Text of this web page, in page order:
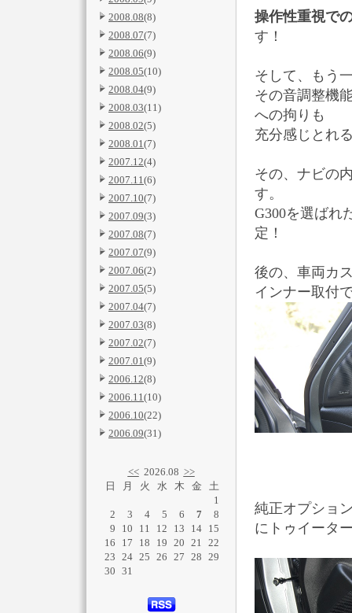
2008.08(8)
2008.07(7)
2008.06(9)
2008.05(10)
2008.04(9)
2008.03(11)
2008.02(5)
2008.01(7)
2007.12(4)
2007.11(6)
2007.10(7)
2007.09(3)
2007.08(7)
2007.07(9)
2007.06(2)
2007.05(5)
2007.04(7)
2007.03(8)
2007.02(7)
2007.01(9)
2006.12(8)
2006.11(10)
2006.10(22)
2006.09(31)
<<2026.08 >>
日
2
9
16
23
30
月
3
10
17
24
31
火
4
11
18
25
水
5
12
19
26
木
6
13
20
27
金
7
14
21
28
土
1
8
15
22
29
操作性重視で
す！
そして、もう
その音調整機
への拘りも
充分感じとれ
その、ナビの
す。
G300を選ばれ
定！
後の、車両カ
インナー取付
純正オプショ
にトゥイータ